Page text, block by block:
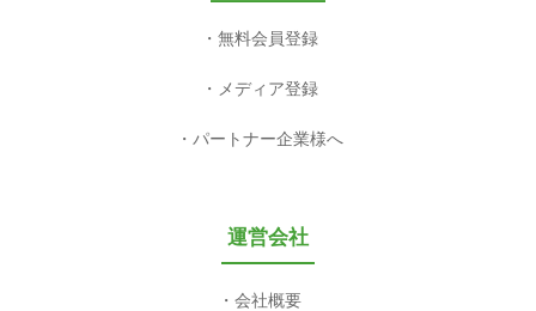
無料会員登録
メディア登録
パートナー企業様へ
運営会社
会社概要